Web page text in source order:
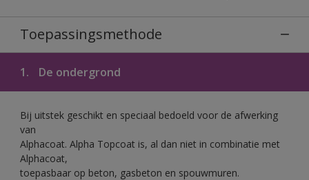
Toepassingsmethode
1. De ondergrond
Bij uitstek geschikt en speciaal bedoeld voor de afwerking
van
Alphacoat. Alpha Topcoat is, al dan niet in combinatie met
Alphacoat,
toepasbaar op beton, gasbeton en spouwmuren.